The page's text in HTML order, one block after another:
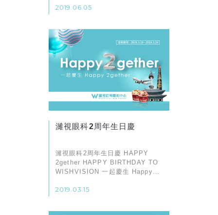
2019.06.05
濰視眼科2周年生日慶
濰視眼科2周年生日慶 HAPPY
2gether HAPPY BIRTHDAY TO
WISHVISION 一起慶生 Happy
STONE冰淇淋 最有梗再送台北首
2019.03.15